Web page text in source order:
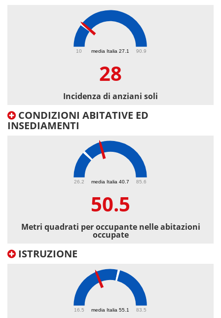
media Italia 27.1
10 90.9
28
Incidenza di anziani soli
CONDIZIONI ABITATIVE ED
INSEDIAMENTI
media Italia 40.7
26.2 85.6
50.5
Metri quadrati per occupante nelle abitazioni
occupate
ISTRUZIONE
media Italia 55.1
16.5 83.5